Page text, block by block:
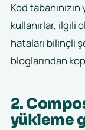
Kod
kullanırlar, ilgili
hataları bilinçli
bloglarından
2.
yükleme